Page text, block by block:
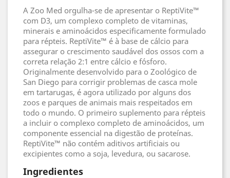
A Zoo Med orgulha-se de apresentar o ReptiVite™
com D3, um complexo completo de vitaminas,
minerais e aminoácidos especificamente formulado
para répteis. ReptiVite™ é à base de cálcio para
assegurar o crescimento saudável dos ossos com a
correta relação 2:1 entre cálcio e fósforo.
Originalmente desenvolvido para o Zoológico de
San Diego para corrigir problemas de casca mole
em tartarugas, é agora utilizado por alguns dos
zoos e parques de animais mais respeitados em
todo o mundo. O primeiro suplemento para répteis
a incluir o complexo completo de aminoácidos, um
componente essencial na digestão de proteínas.
ReptiVite™ não contém aditivos artificiais ou
excipientes como a soja, levedura, ou sacarose.
Ingredientes